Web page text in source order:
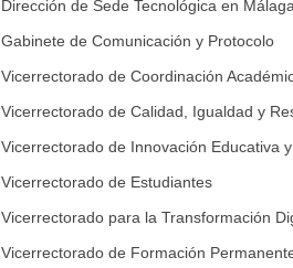
Dirección de Sede Tecnológica en
Gabinete de Comunicación y Protocolo
Vicerrectorado de Coordinación
Vicerrectorado de Calidad, Igualdad y
Vicerrectorado de Innovación Educativa
Vicerrectorado de Estudiantes
Vicerrectorado para la Transformación
Vicerrectorado de Formación